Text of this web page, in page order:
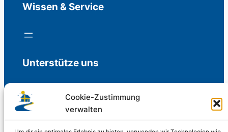
Cookie-Zustimmung
verwalten
Wissen & Service
Unterstütze uns
Freiwillige Spenden für die Aufrechterhaltung